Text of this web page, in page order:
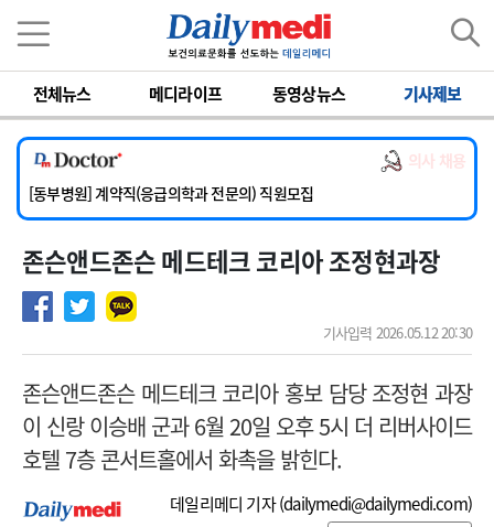
전체뉴스 메디라이프 동영상뉴스 기사제보
의사 채용
[서울아산병원] 2026년 하반기 인턴 모집
[영남대학교의료원] 마취통증의학과 임기제 임상의사 채용
[충남대학교병원] 소아청소년과(소아응급전담) 계약직 의사 공개채용
[동부병원] 계약직(응급의학과 전문의) 직원모집
[이대목동병원] 하반기 전공의(레지던트1년차) 모집
[서울아산병원] 2026년 하반기 인턴 모집
[영남대학교의료원] 마취통증의학과 임기제 임상의사 채용
존슨앤드존슨 메드테크 코리아 조정현과장
기사입력 2026.05.12 20:30
존슨앤드존슨 메드테크 코리아 홍보 담당 조정현 과장
이 신랑 이승배 군과 6월 20일 오후 5시 더 리버사이드
호텔 7층 콘서트홀에서 화촉을 밝힌다.
데일리메디 기자 (dailymedi@dailymedi.com)